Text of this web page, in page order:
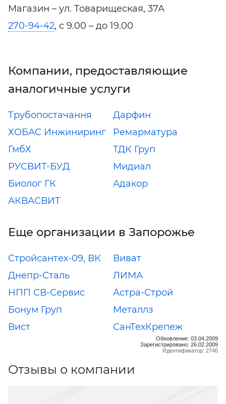
Магазин – ул. Товарищеская, 37А
270-94-42, с 9.00 – до 19.00
Компании, предоставляющие
аналогичные услуги
Трубопостачання
Дарфин
ХОБАС Инжиниринг
ГмбХ
Ремарматура
ТДК Груп
РУСВИТ-БУД
Мидиал
Биолог ГК
Адакор
АКВАСВИТ
Еще организации в Запорожье
Стройсантех-09, ВК
Виват
Днепр-Сталь
ЛИМА
НПП СВ-Сервис
Астра-Строй
Бонум Груп
Металлз
Вист
СанТехКрепеж
Обновление: 03.04.2009
Зарегистрировано: 26.02.2009
Идентификатор: 2746
Отзывы о компании